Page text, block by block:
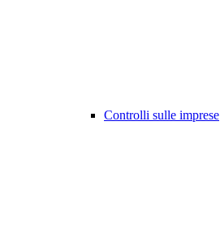
Controlli sulle imprese